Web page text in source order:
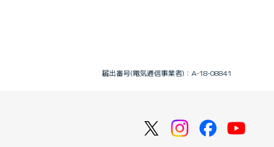
届出番号(電気通信事業者)：A-18-08841